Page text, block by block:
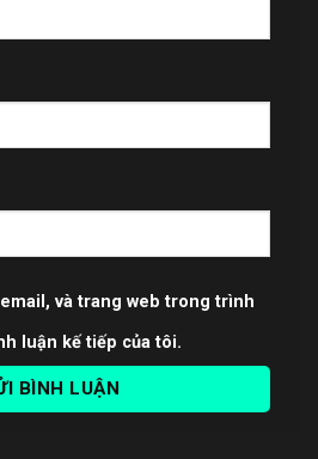
và trang web trong trình
luận kế tiếp của tôi.